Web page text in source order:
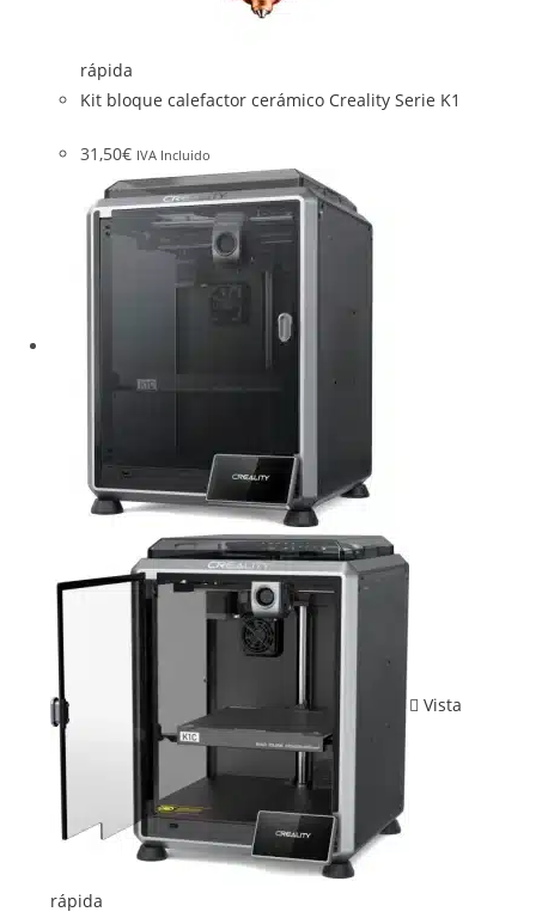
rápida
Kit bloque calefactor cerámico Creality Serie K1
31,50€ IVA Incluido
Vista
rápida